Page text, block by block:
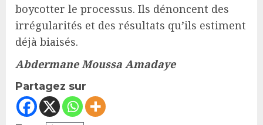
boycotter le processus. Ils dénoncent des
irrégularités et des résultats qu’ils estiment
déjà biaisés.
Abdermane Moussa Amadaye
Partagez sur